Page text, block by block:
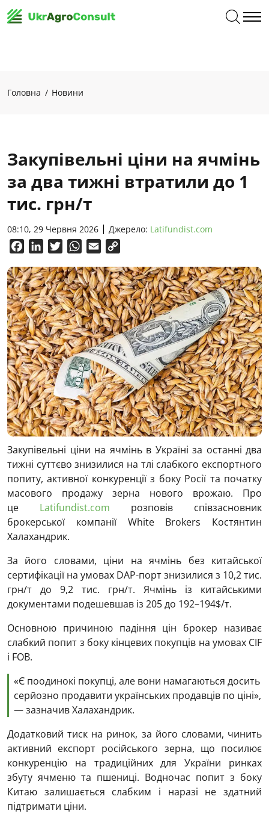
Головна Новини
Закупівельні ціни на ячмінь
за два тижні втратили до 1
тис. грн/т
08:10, 29 Червня 2026 Джерело: Latifundist.com
FacebookLinkedInTwitterWhatsApp
Email
Закупівельні ціни на ячмінь в Україні за останні два
тижні суттєво знизилися на тлі слабкого експортного
попиту, активної конкуренції з боку Росії та початку
масового продажу зерна нового врожаю. Про
це Latifundist.com розповів співзасновник
брокерської компанії White Brokers Костянтин
Халахандрик.
За його словами, ціни на ячмінь без китайської
сертифікації на умовах DAP-порт знизилися з 10,2 тис.
грн/т до 9,2 тис. грн/т. Ячмінь із китайськими
документами подешевшав із 205 до 192–194$/т.
Основною причиною падіння цін брокер називає
слабкий попит з боку кінцевих покупців на умовах CIF
і FOB.
«Є поодинокі покупці, але вони намагаються досить
серйозно продавити українських продавців по ціні»,
— зазначив Халахандрик.
Додатковий тиск на ринок, за його словами, чинить
активний експорт російського зерна, що посилює
конкуренцію на традиційних для України ринках
збуту ячменю та пшениці. Водночас попит з боку
Китаю залишається слабким і наразі не здатний
підтримати ціни.